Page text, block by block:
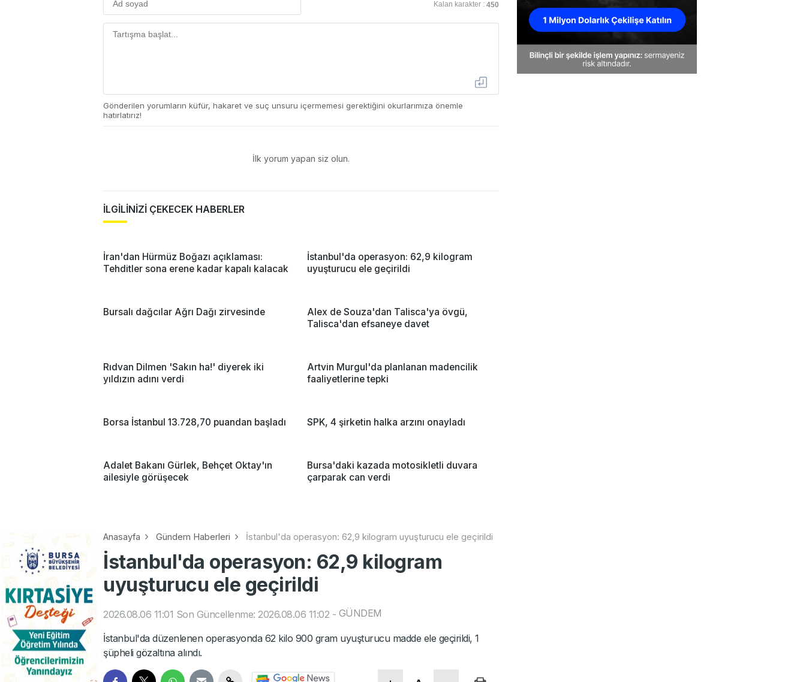
Kalan karakter : 450
Gönderilen yorumların küfür, hakaret ve suç unsuru içermemesi gerektiğini okurlarımıza önemle
hatırlatırız!
İlk yorum yapan siz olun.
İLGİLİNİZİ ÇEKECEK HABERLER
İran'dan Hürmüz Boğazı açıklaması:
Tehditler sona erene kadar kapalı kalacak
İstanbul'da operasyon: 62,9 kilogram
uyuşturucu ele geçirildi
Bursalı dağcılar Ağrı Dağı zirvesinde
Alex de Souza'dan Talisca'ya övgü,
Talisca'dan efsaneye davet
Rıdvan Dilmen 'Sakın ha!' diyerek iki
yıldızın adını verdi
Artvin Murgul'da planlanan madencilik
faaliyetlerine tepki
Borsa İstanbul 13.728,70 puandan başladı SPK, 4 şirketin halka arzını onayladı
Adalet Bakanı Gürlek, Behçet Oktay'ın
ailesiyle görüşecek
Bursa'daki kazada motosikletli duvara
çarparak can verdi
Anasayfa Gündem Haberleri İstanbul'da operasyon: 62,9 kilogram uyuşturucu ele geçirildi
İstanbul'da operasyon: 62,9 kilogram
uyuşturucu ele geçirildi
2026.08.06 11:01 Son Güncellenme: 2026.08.06 11:02 - GÜNDEM
İstanbul'da düzenlenen operasyonda 62 kilo 900 gram uyuşturucu madde ele geçirildi, 1
şüpheli gözaltına alındı.